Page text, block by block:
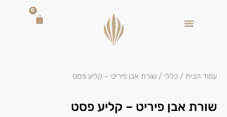
0
עמוד הבית / כללי / שורת אבן פיריט – קליע פסט
שורת אבן פיריט – קליע פסט